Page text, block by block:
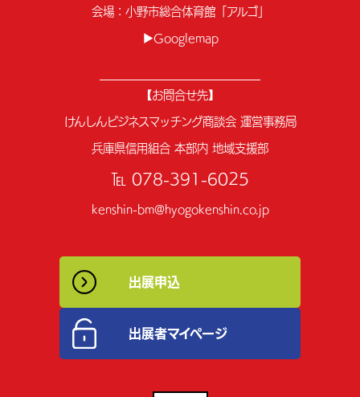
会場：小野市総合体育館「アルゴ」
▶Googlemap
【お問合せ先】
けんしんビジネスマッチング商談会 運営事務局
兵庫県信用組合 本部内 地域支援部
℡ 078-391-6025
kenshin-bm@hyogokenshin.co.jp
出展申込
出展者マイページ